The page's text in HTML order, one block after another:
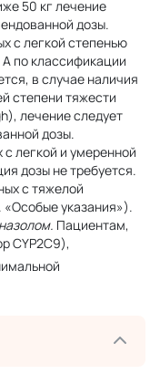
50 кг лечение
дозы.
с легкой степенью
по классификации
в случае наличия
степени тяжести
лечение следует
дозы.
с легкой и умеренной
дозы не требуется.
с тяжелой
указания»).
Пациентам,
CYP2C9),